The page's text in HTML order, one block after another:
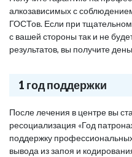
алкозависимых с
ГОСТов. Если при
с вашей стороны так и не
результатов, вы получите
1 год поддержки
После лечения в центре вы
ресоциализация «Год
поддержку
вывода из запоя и